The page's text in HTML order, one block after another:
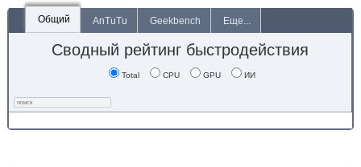
Общий AnTuTu Geekbench Еще...
Сводный рейтинг быстродействия
Total CPU GPU ИИ